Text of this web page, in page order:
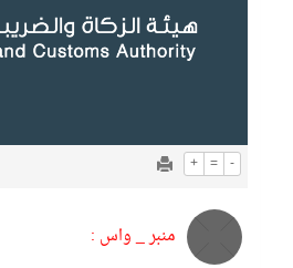
+ = -
منبر _ واس :